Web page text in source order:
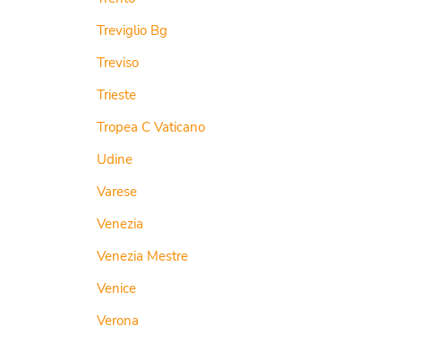
Treviglio Bg
Treviso
Trieste
Tropea C Vaticano
Udine
Varese
Venezia
Venezia Mestre
Venice
Verona